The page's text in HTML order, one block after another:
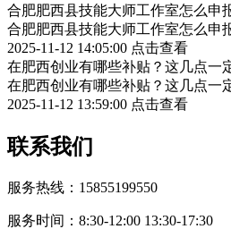
合肥肥西县技能大师工作室怎么申
合肥肥西县技能大师工作室怎么申
2025-11-12 14:05:00 点击查看
在肥西创业有哪些补贴？这几点一
在肥西创业有哪些补贴？这几点一
2025-11-12 13:59:00 点击查看
联系我们
服务热线：15855199550
服务时间：8:30-12:00 13:30-17:30